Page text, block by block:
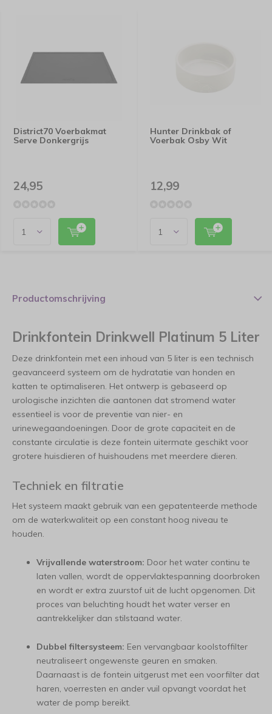
District70 Voerbakmat
Serve Donkergrijs
24,95
Hunter Drinkbak of
Voerbak Osby Wit
12,99
Productomschrijving
Drinkfontein Drinkwell Platinum 5 Liter
Deze drinkfontein met een inhoud van 5 liter is een technisch
geavanceerd systeem om de hydratatie van honden en
katten te optimaliseren. Het ontwerp is gebaseerd op
urologische inzichten die aantonen dat stromend water
essentieel is voor de preventie van nier- en
urinewegaandoeningen. Door de grote capaciteit en de
constante circulatie is deze fontein uitermate geschikt voor
grotere huisdieren of huishoudens met meerdere dieren.
Techniek en filtratie
Het systeem maakt gebruik van een gepatenteerde methode
om de waterkwaliteit op een constant hoog niveau te
houden.
Vrijvallende waterstroom: Door het water continu te
laten vallen, wordt de oppervlaktespanning doorbroken
en wordt er extra zuurstof uit de lucht opgenomen. Dit
proces van beluchting houdt het water verser en
aantrekkelijker dan stilstaand water.
Dubbel filtersysteem: Een vervangbaar koolstoffilter
neutraliseert ongewenste geuren en smaken.
Daarnaast is de fontein uitgerust met een voorfilter dat
haren, voerresten en ander vuil opvangt voordat het
water de pomp bereikt.